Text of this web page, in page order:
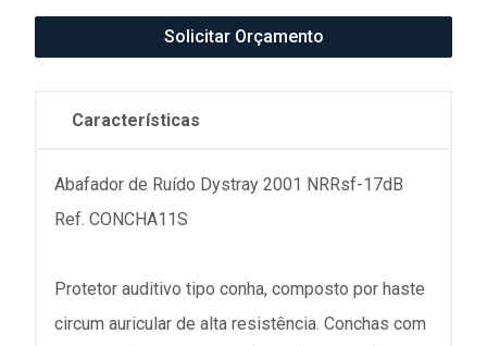
Solicitar Orçamento
Características
Abafador de Ruído Dystray 2001 NRRsf-17dB
Ref. CONCHA11S
Protetor auditivo tipo conha, composto por haste
circum auricular de alta resistência. Conchas com